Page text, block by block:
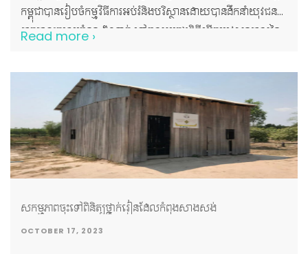
កម្ពុជាបានរៀបចំកម្មវិធីការអប់រំនិងបរិស្ថានដោយបានដឹកនាំយុវជន
កាកបាទក្រហមចំនួន ៥០នាក់ ទៅចូលរួមក្នុងពិធីបើកបវេសនកាលនៃ
ស្រុកកំពង់សៀម ខេត្តកំពង់ចាម។ យុវជនកាកបាទក្រហមបានចូលរួម
សកម្មភាពជាច្រើនដូចជា៖ ១. ការធ្វើបទបង្ហាញទៅលើប្រធានបទ
ចំនួនបី -ប្រធានបទទី១៖ អំពីបញ្ហាបរិស្ថាន -ប្រធានបទទី២៖ អនាម័យ
ខ្លួនប្រាណ -ប្រធានបទទី៣៖ គុណតម្លៃនៃការអប់រំ ២.ការដាំកូន
ដើមឈើ ដូចជា ក្រញូង៣០ដើម បេង១០ដើម ធ្នង់១០ដើម និងដាំផ្កា
ដើម្បីលម្អបរិវេណសាលា។ ៣.ជូនអំណោយដល់លោកគ្រូអ្នកគ្រូ
សិស្សានុសិស្សចំនួន ២១០នាក់ រួមមាន៖ -សៀវភៅសរសេរ
Read more ›
សកម្មភាពចុះទៅពិនិត្យថ្នាក់រៀនដែលកំពុងសាងសង់
OCTOBER 17, 2023